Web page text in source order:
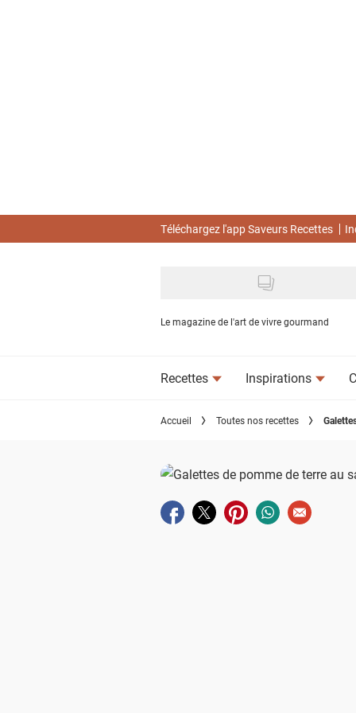
Téléchargez l'app Saveurs Recettes
Le magazine de l'art de vivre gourmand
Recettes Inspirations
Accueil Toutes nos recettes
Partager sur facebook
Partager sur twitter
Partager sur pinterest
Partager sur
Envoyer à